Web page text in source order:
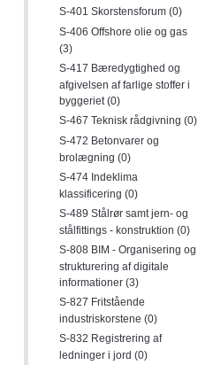
S-401 Skorstensforum (0)
S-406 Offshore olie og gas
(3)
S-417 Bæredygtighed og
afgivelsen af farlige stoffer i
byggeriet (0)
S-467 Teknisk rådgivning (0)
S-472 Betonvarer og
brolægning (0)
S-474 Indeklima
klassificering (0)
S-489 Stålrør samt jern- og
stålfittings - konstruktion (0)
S-808 BIM - Organisering og
strukturering af digitale
informationer (3)
S-827 Fritstående
industriskorstene (0)
S-832 Registrering af
ledninger i jord (0)